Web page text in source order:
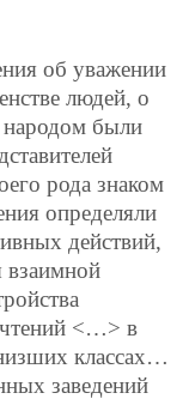
об уважении
людей, о
народом были
рода знаком
определяли
действий,
взаимной
<…> в
классах…
заведений